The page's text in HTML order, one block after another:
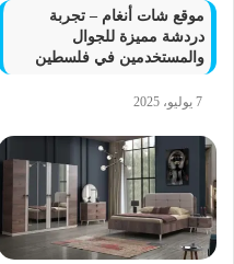
موقع شات أنغام – تجربة
دردشة مميزة للجوال
والمستخدمين في فلسطين
7 يوليو، 2025